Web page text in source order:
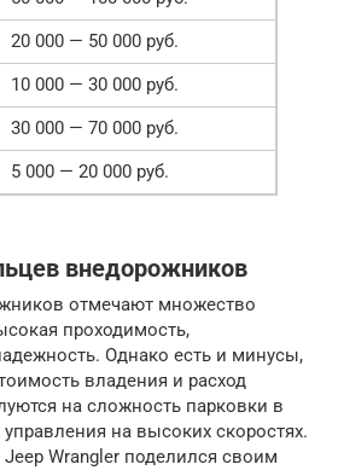
20 000 — 50 000 руб.
10 000 — 30 000 руб.
30 000 — 70 000 руб.
5 000 — 20 000 руб.
внедорожников
отмечают множество
проходимость,
Однако есть и минусы,
владения и расход
на сложность парковки в
на высоких скоростях.
Wrangler поделился своим